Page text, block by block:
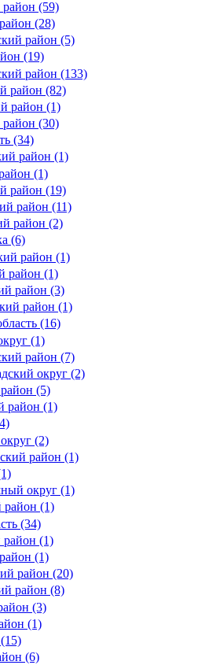
(59)
(28)
район (5)
(19)
район (133)
район (82)
район (1)
(30)
(34)
район (1)
(1)
район (19)
район (11)
район (2)
(6)
район (1)
район (1)
район (3)
район (1)
(16)
(1)
район (7)
округ (2)
(5)
район (1)
(2)
район (1)
округ (1)
район (1)
(34)
район (1)
(1)
район (20)
район (8)
(3)
(1)
(6)